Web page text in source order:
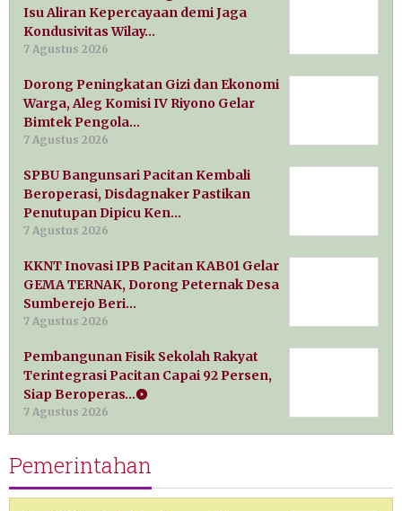
Isu Aliran Kepercayaan demi Jaga
Kondusivitas Wilay…
7 Agustus 2026
Dorong Peningkatan Gizi dan Ekonomi
Warga, Aleg Komisi IV Riyono Gelar
Bimtek Pengola…
7 Agustus 2026
SPBU Bangunsari Pacitan Kembali
Beroperasi, Disdagnaker Pastikan
Penutupan Dipicu Ken…
7 Agustus 2026
KKNT Inovasi IPB Pacitan KAB01 Gelar
GEMA TERNAK, Dorong Peternak Desa
Sumberejo Beri…
7 Agustus 2026
Pembangunan Fisik Sekolah Rakyat
Terintegrasi Pacitan Capai 92 Persen,
Siap Beroperas…
7 Agustus 2026
Pemerintahan